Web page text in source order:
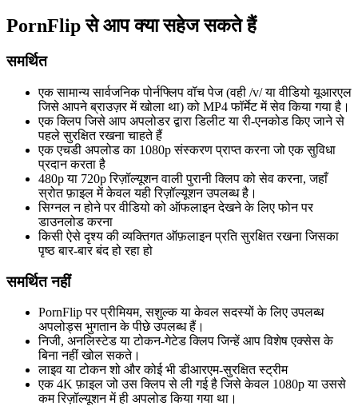
PornFlip से आप क्या सहेज सकते हैं
समर्थित
एक सामान्य सार्वजनिक पोर्नफ्लिप वॉच पेज (वही /v/ या वीडियो यूआरएल
जिसे आपने ब्राउज़र में खोला था) को MP4 फॉर्मेट में सेव किया गया है।
एक क्लिप जिसे आप अपलोडर द्वारा डिलीट या री-एनकोड किए जाने से
पहले सुरक्षित रखना चाहते हैं
एक एचडी अपलोड का 1080p संस्करण प्राप्त करना जो एक सुविधा
प्रदान करता है
480p या 720p रिज़ॉल्यूशन वाली पुरानी क्लिप को सेव करना, जहाँ
स्रोत फ़ाइल में केवल यही रिज़ॉल्यूशन उपलब्ध है।
सिग्नल न होने पर वीडियो को ऑफलाइन देखने के लिए फोन पर
डाउनलोड करना
किसी ऐसे दृश्य की व्यक्तिगत ऑफ़लाइन प्रति सुरक्षित रखना जिसका
पृष्ठ बार-बार बंद हो रहा हो
समर्थित नहीं
PornFlip पर प्रीमियम, सशुल्क या केवल सदस्यों के लिए उपलब्ध
अपलोड्स भुगतान के पीछे उपलब्ध हैं।
निजी, अनलिस्टेड या टोकन-गेटेड क्लिप जिन्हें आप विशेष एक्सेस के
बिना नहीं खोल सकते।
लाइव या टोकन शो और कोई भी डीआरएम-सुरक्षित स्ट्रीम
एक 4K फ़ाइल जो उस क्लिप से ली गई है जिसे केवल 1080p या उससे
कम रिज़ॉल्यूशन में ही अपलोड किया गया था।